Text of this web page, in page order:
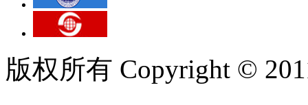
版权所有 Copyright ©